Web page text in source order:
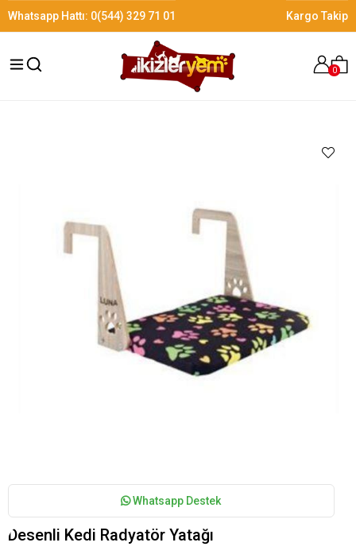
Whatsapp Hattı: 0(544) 329 71 01 Kargo Takip
0
Whatsapp Destek
Desenli Kedi Radyatör Yatağı